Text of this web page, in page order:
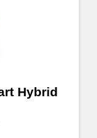
Hybrid